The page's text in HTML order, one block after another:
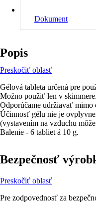
Dokument
Popis
Preskočiť oblasť
Gélová tableta určená pre
Možno použiť len v skimmere.
Odporúčame udržiavať mimo
Účinnosť gélu nie je
(vystavením na vzduchu
Balenie - 6 tabliet á 10 g.
Bezpečnosť
Preskočiť oblasť
Pre zodpovednosť za